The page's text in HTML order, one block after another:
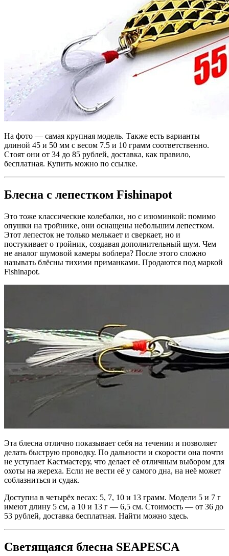
На фото — самая крупная модель. Также есть варианты
длиной 45 и 50 мм с весом 7.5 и 10 грамм соответственно.
Стоят они от 34 до 85 рублей, доставка, как правило,
бесплатная. Купить можно по ссылке.
Блесна с лепестком Fishinapot
Это тоже классические колебалки, но с изюминкой: помимо
опушки на тройнике, они оснащены небольшим лепестком.
Этот лепесток не только мелькает и сверкает, но и
постукивает о тройник, создавая дополнительный шум. Чем
не аналог шумовой камеры воблера? После этого сложно
называть блёсны тихими приманками. Продаются под маркой
Fishinapot.
Эта блесна отлично показывает себя на течении и позволяет
делать быструю проводку. По дальности и скорости она почти
не уступает Кастмастеру, что делает её отличным выбором для
охоты на жереха. Если не вести её у самого дна, на неё может
соблазниться и судак.
Доступна в четырёх весах: 5, 7, 10 и 13 грамм. Модели 5 и 7 г
имеют длину 5 см, а 10 и 13 г — 6,5 см. Стоимость — от 36 до
53 рублей, доставка бесплатная. Найти можно здесь.
Светящаяся блесна SEAPESCA